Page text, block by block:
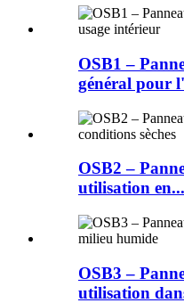
OSB1 –
général pour
OSB2 –
utilisation en...
OSB3 –
utilisation